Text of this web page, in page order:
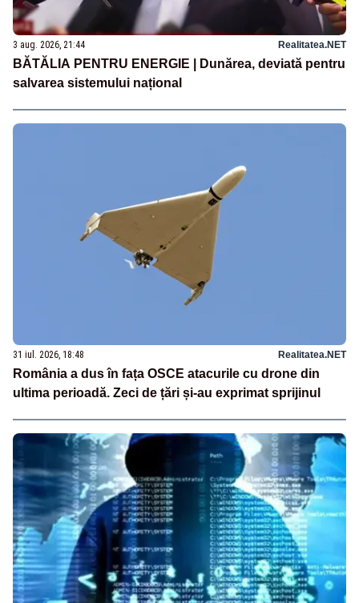
3 aug. 2026, 21:44 Realitatea.NET
BĂTĂLIA PENTRU ENERGIE | Dunărea, deviată pentru
salvarea sistemului național
31 iul. 2026, 18:48 Realitatea.NET
România a dus în fața OSCE atacurile cu drone din
ultima perioadă. Zeci de țări și-au exprimat sprijinul